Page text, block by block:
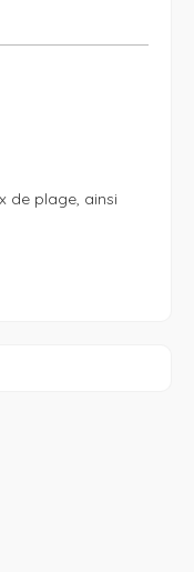
de plage, ainsi